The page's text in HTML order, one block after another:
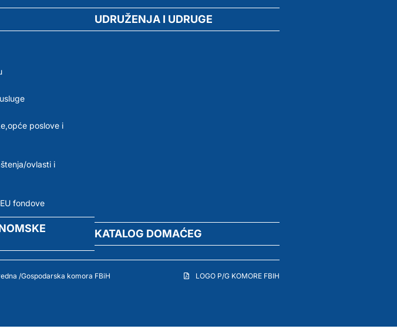
poslove i
ovlasti i
fondove
UDRUŽENJA I UDRUGE
KATALOG DOMAĆEG
/Gospodarska komora FBiH
LOGO P/G KOMORE FBIH